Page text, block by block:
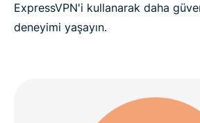
ExpressVPN'i kullanarak daha
deneyimi yaşayın.